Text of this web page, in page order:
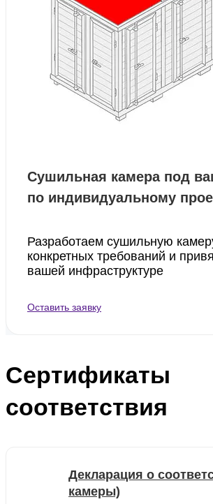
Сушильная камера под
по индивидуальному
Разработаем сушильную
конкретных требований и
вашей инфраструктуре
Оставить заявку
Сертификаты
соответствия
Декларация о
камеры)